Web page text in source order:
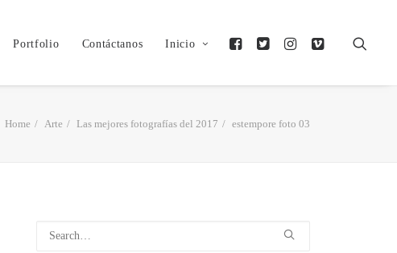
Portfolio Contáctanos Inicio
Home Arte Las mejores fotografías del 2017 estempore foto 03